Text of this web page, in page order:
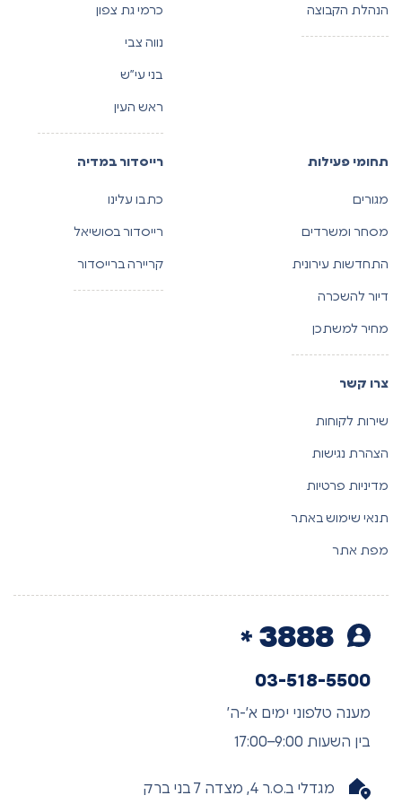
הנהלת הקבוצה כרמי גת צפון
נווה צבי
בני עי”ש
ראש העין
תחומי פעילות
מגורים
מסחר ומשרדים
התחדשות עירונית
דיור להשכרה
מחיר למשתכן
רייסדור במדיה
כתבו עלינו
רייסדור בסושיאל
קריירה ברייסדור
צרו קשר
שירות לקוחות
הצהרת נגישות
מדיניות פרטיות
תנאי שימוש באתר
מפת אתר
03-518-5500
מענה טלפוני ימים א’-ה’
בין השעות 9:00–17:00
מגדלי ב.ס.ר 4, מצדה 7 בני ברק